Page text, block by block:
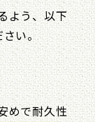
よう、以下
い。
めで耐久性